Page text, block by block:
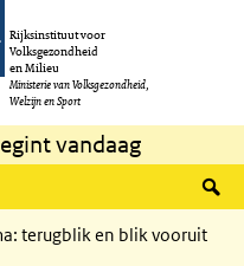
Rijksinstituut voor
Volksgezondheid
en Milieu
Ministerie van Volksgezondheid,
Welzijn en Sport
vandaag
terugblik en blik vooruit